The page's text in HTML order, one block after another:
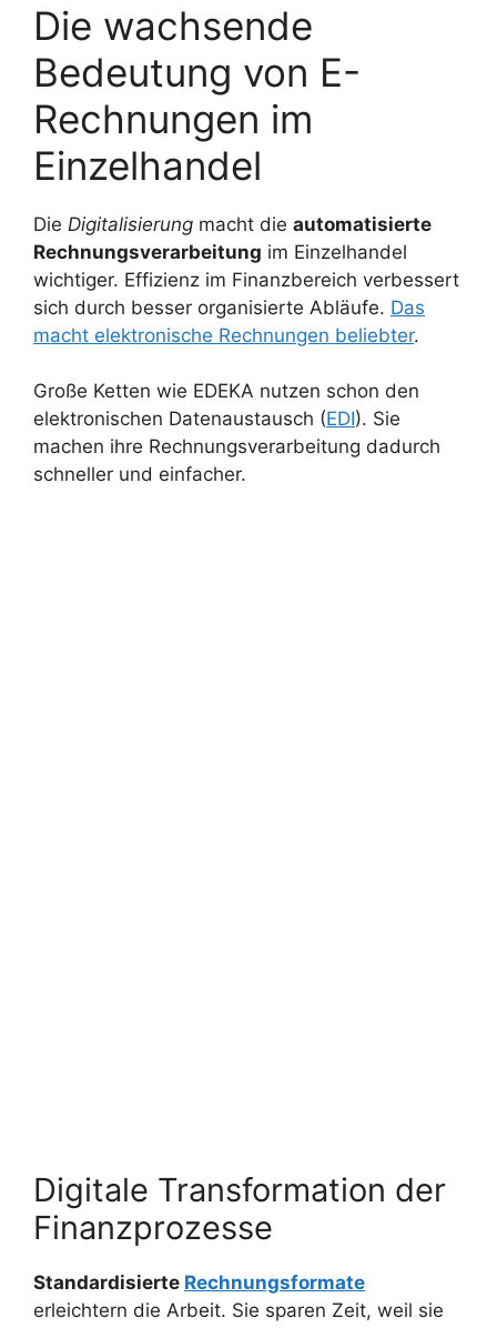
Die wachsende
Bedeutung von E-
Rechnungen im
Einzelhandel
Die Digitalisierung macht die automatisierte
Rechnungsverarbeitung im Einzelhandel
wichtiger. Effizienz im Finanzbereich verbessert
sich durch besser organisierte Abläufe. Das
macht elektronische Rechnungen beliebter.
Große Ketten wie EDEKA nutzen schon den
elektronischen Datenaustausch (EDI). Sie
machen ihre Rechnungsverarbeitung dadurch
schneller und einfacher.
Digitale Transformation der
Finanzprozesse
Standardisierte Rechnungsformate
erleichtern die Arbeit. Sie sparen Zeit, weil sie